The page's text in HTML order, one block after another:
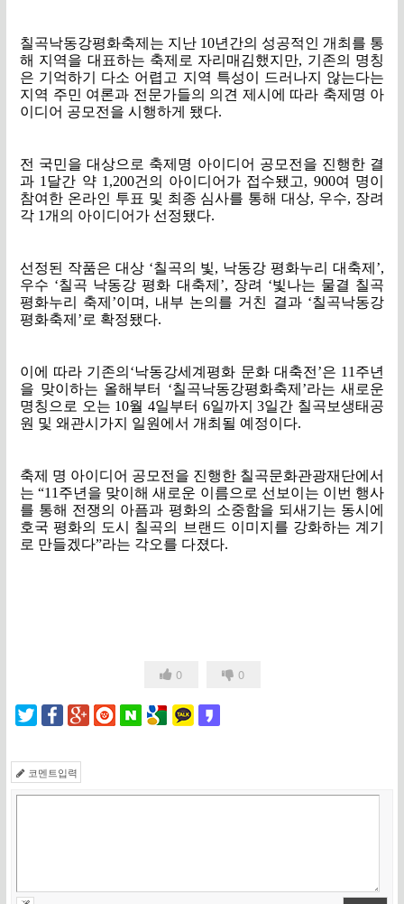
칠곡낙동강평화축제는 지난 10년간의 성공적인 개최를 통
해 지역을 대표하는 축제로 자리매김했지만, 기존의 명칭
은 기억하기 다소 어렵고 지역 특성이 드러나지 않는다는
지역 주민 여론과 전문가들의 의견 제시에 따라 축제명 아
이디어 공모전을 시행하게 됐다.
전 국민을 대상으로 축제명 아이디어 공모전을 진행한 결
과 1 달간 약 1,200건의 아이디어가 접수됐고, 900여 명이
참여한 온라인 투표 및 최종 심사를 통해 대상, 우수, 장려
각 1개의 아이디어가 선정됐다.
선정된 작품은 대상 ‘칠곡의 빛, 낙동강 평화누리 대축제 ’,
우수 ‘칠곡 낙동강 평화 대축제 ’, 장려 ‘빛나는 물결 칠곡
평화누리 축제 ’이며 , 내부 논의를 거친 결과 ‘칠곡낙동강
평화축제 ’로 확정됐다.
이에 따라 기존의 ‘낙동강세계평화 문화 대축전 ’은 11 주년
을 맞이하는 올해부터 ‘칠곡낙동강평화축제 ’라는 새로운
명칭으로 오는 10월4일부터 6일까지3일간 칠곡보생태공
원 및 왜관시가지 일원에서 개최될 예정이다.
축제 명 아이디어 공모전을 진행한 칠곡문화관광재단에서
는“11 주년을 맞이해 새로운 이름으로 선보이는 이번 행사
를 통해 전쟁의 아픔과 평화의 소중함을 되새기는 동시에
호국 평화의 도시 칠곡의 브랜드 이미지를 강화하는 계기
로 만들겠다”라는 각오를 다졌다.
0 0
코멘트입력